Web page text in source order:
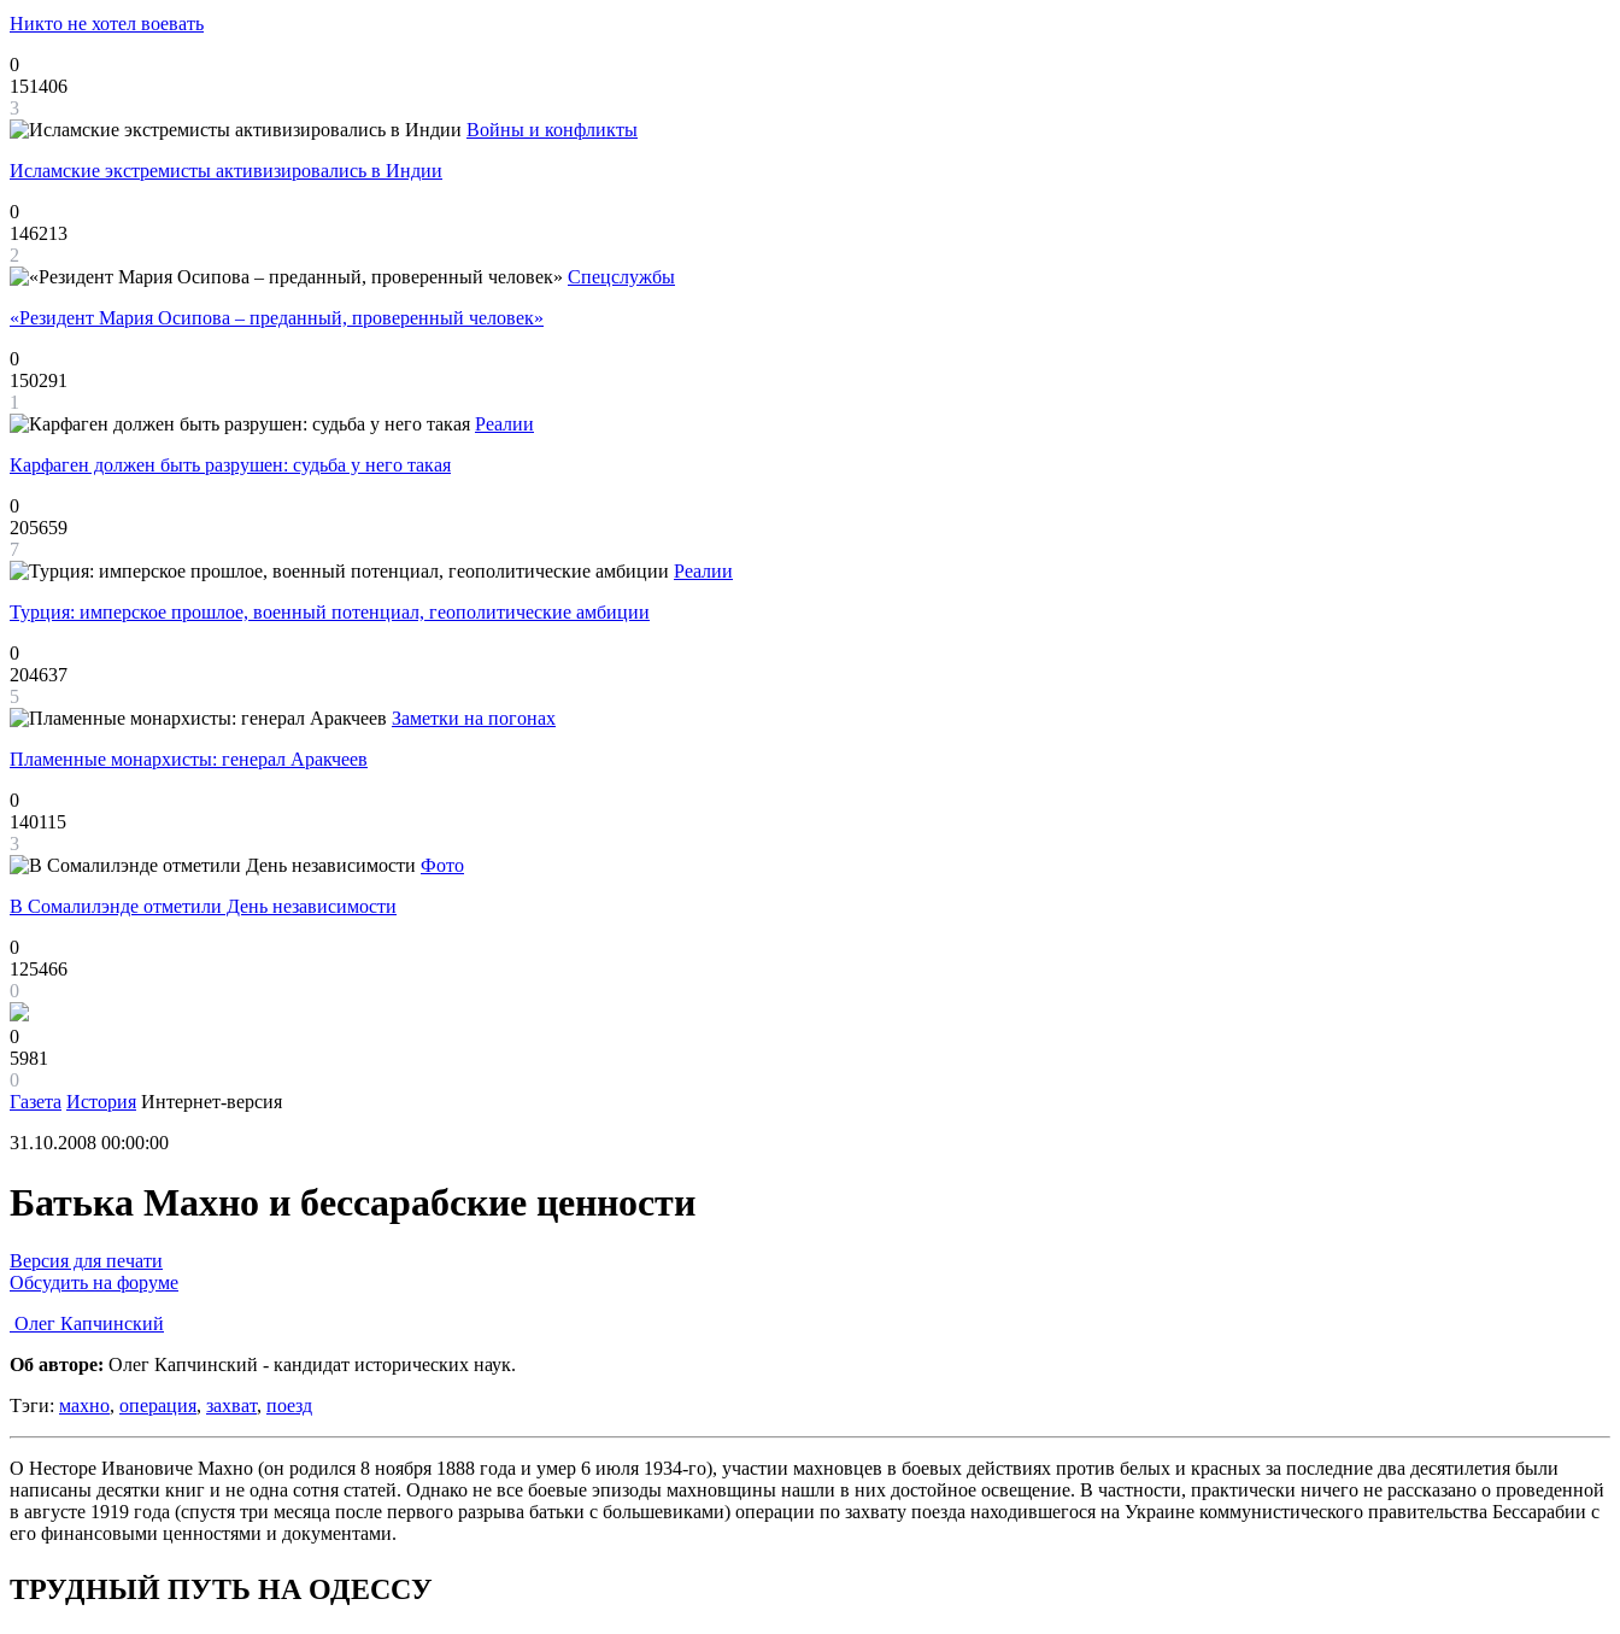
Никто не хотел воевать
0
151406
3
Войны и конфликты
Исламские экстремисты активизировались в Индии
0
146213
2
Спецслужбы
«Резидент Мария Осипова – преданный, проверенный человек»
0
150291
1
Реалии
Карфаген должен быть разрушен: судьба у него такая
0
205659
7
Реалии
Турция: имперское прошлое, военный потенциал, геополитические амбиции
0
204637
5
Заметки на погонах
Пламенные монархисты: генерал Аракчеев
0
140115
3
Фото
В Сомалилэнде отметили День независимости
0
125466
0
0
5981
0
Газета История Интернет-версия
31.10.2008 00:00:00
Батька Махно и бессарабские ценности
Версия для печати
Обсудить на форуме
Олег Капчинский
Об авторе: Олег Капчинский - кандидат исторических наук.
Тэги: махно, операция, захват, поезд
О Несторе Ивановиче Махно (он родился 8 ноября 1888 года и умер 6 июля 1934-го), участии махновцев в боевых действиях против белых и красных за последние два десятилетия были
написаны десятки книг и не одна сотня статей. Однако не все боевые эпизоды махновщины нашли в них достойное освещение. В частности, практически ничего не рассказано о проведенной
в августе 1919 года (спустя три месяца после первого разрыва батьки с большевиками) операции по захвату поезда находившегося на Украине коммунистического правительства Бессарабии с
его финансовыми ценностями и документами.
ТРУДНЫЙ ПУТЬ НА ОДЕССУ